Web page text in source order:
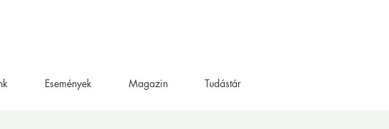
Események Magazin Tudástár